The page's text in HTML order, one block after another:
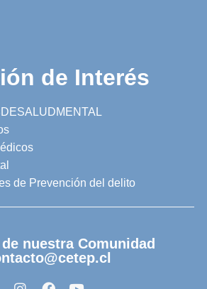
de Interés
de Prevención del delito
nuestra Comunidad